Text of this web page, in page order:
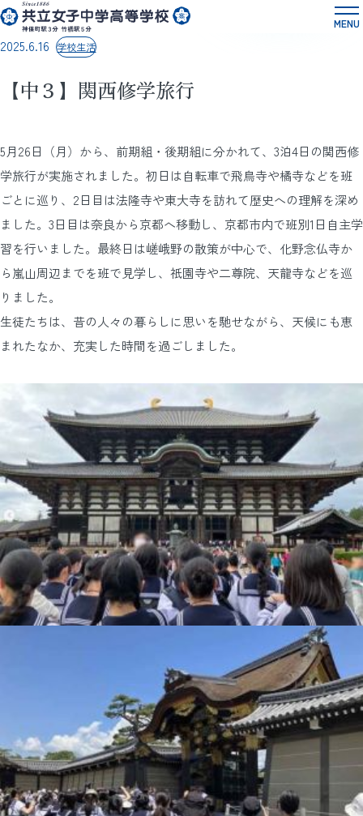
2025.6.16 学校生活
【中３】関西修学旅行
5月26日（月）から、前期組・後期組に分かれて、3泊4日の関西修
学旅行が実施されました。初日は自転車で飛鳥寺や橘寺などを班
ごとに巡り、2日目は法隆寺や東大寺を訪れて歴史への理解を深め
ました。3日目は奈良から京都へ移動し、京都市内で班別1日自主学
習を行いました。最終日は嵯峨野の散策が中心で、化野念仏寺か
ら嵐山周辺までを班で見学し、祇園寺や二尊院、天龍寺などを巡
りました。
生徒たちは、昔の人々の暮らしに思いを馳せながら、天候にも恵
まれたなか、充実した時間を過ごしました。